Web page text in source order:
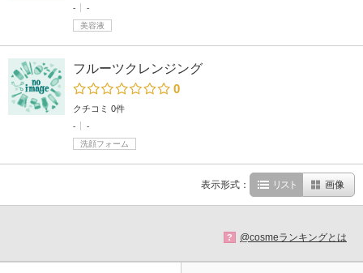
-
-
美容液
フルーツクレンジング
0
クチコミ 0件
-
-
洗顔フォーム
表示形式： リスト 画像
? @cosmeランキングとは